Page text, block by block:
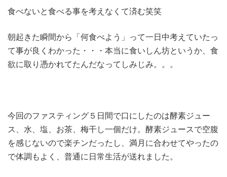
食べないと食べる事を考えなくて済む笑笑
朝起きた瞬間から「何食べよう」って一日中考えていたっ
て事が良くわかった・・・本当に食いしん坊というか、食
欲に取り憑かれてたんだなってしみじみ。。。
今回のファスティング５日間で口にしたのは酵素ジュー
ス、水、塩、お茶、梅干し一個だけ。酵素ジュースで空腹
を感じないので楽チンだったし、満月に合わせてやったの
で体調もよく、普通に日常生活が送れました。